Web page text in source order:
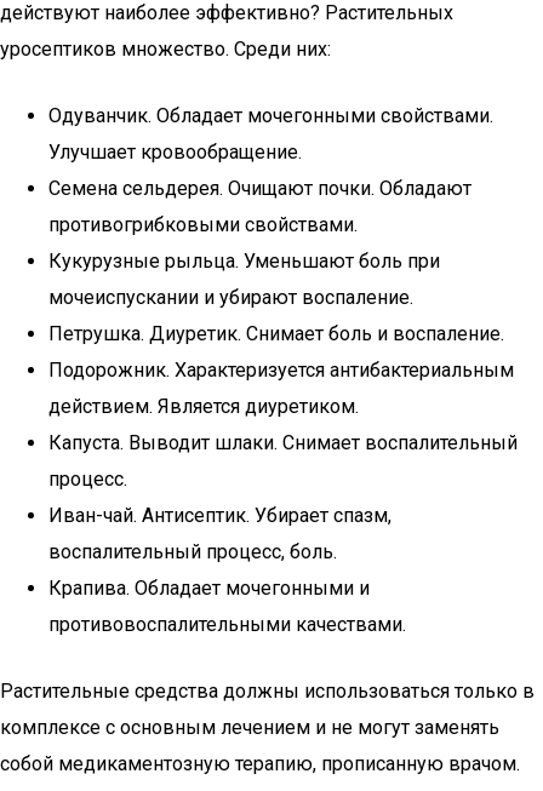
действуют наиболее эффективно? Растительных
уросептиков множество. Среди них:
Одуванчик. Обладает мочегонными свойствами.
Улучшает кровообращение.
Семена сельдерея. Очищают почки. Обладают
противогрибковыми свойствами.
Кукурузные рыльца. Уменьшают боль при
мочеиспускании и убирают воспаление.
Петрушка. Диуретик. Снимает боль и воспаление.
Подорожник. Характеризуется антибактериальным
действием. Является диуретиком.
Капуста. Выводит шлаки. Снимает воспалительный
процесс.
Иван-чай. Антисептик. Убирает спазм,
воспалительный процесс, боль.
Крапива. Обладает мочегонными и
противовоспалительными качествами.
Растительные средства должны использоваться только в
комплексе с основным лечением и не могут заменять
собой медикаментозную терапию, прописанную врачом.